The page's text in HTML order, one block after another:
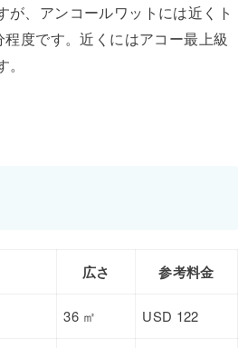
、アンコールワットには近くト
度です。近くにはアコー最上級
広さ 参考料金
36 ㎡ USD 122